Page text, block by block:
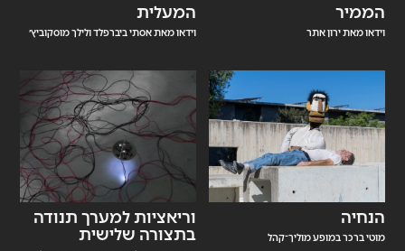
הממיר
וידאו מאת ירון אתר
המעלית
וידאו מאת אסתי ביברפלד ולילך מוסקוביץ׳
הנחיה
מוטי ברכר במופע מוליך־קהל
וריאציות למערך תנודה
בתצורה שלישית